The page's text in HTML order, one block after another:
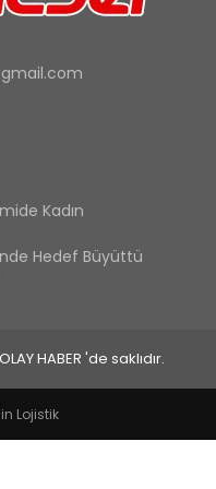
Kadın
Hedef Büyüttü
HABER 'de saklıdır.
Lojistik